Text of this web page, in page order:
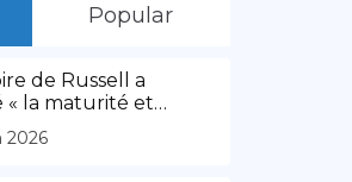
Popular
de Russell a
« la maturité et
» Vidéo,
victoire de Russell
2026